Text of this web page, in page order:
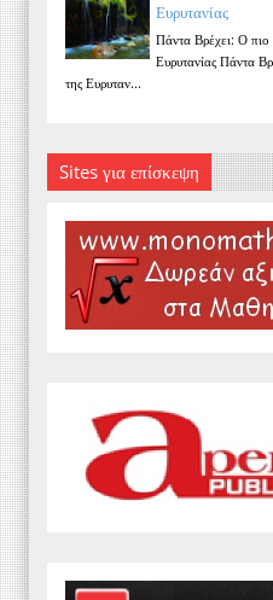
Ευρυτανίας
Πάντα Βρέχει: Ο πιο
Ευρυτανίας Πάντα
της Ευρυταν...
Sites για επίσκεψη